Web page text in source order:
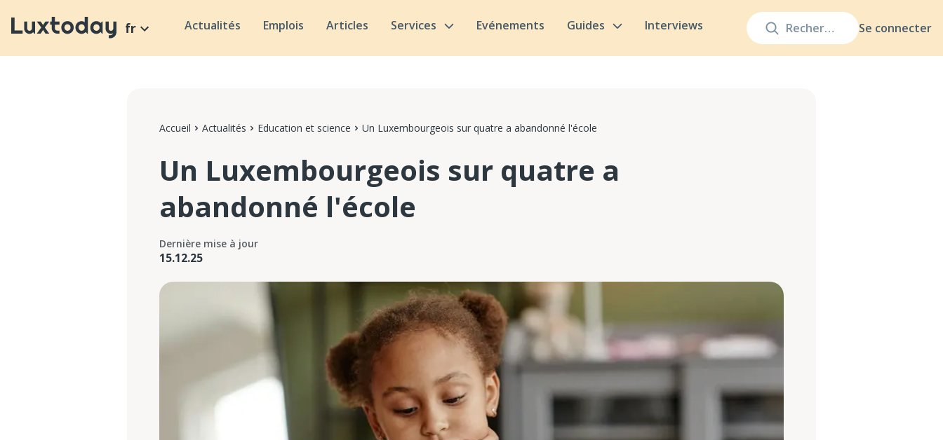
Se connecter
fr Actualités Emplois Articles Services Evénements Guides Interviews
Accueil Actualités Education et science Un Luxembourgeois sur quatre a abandonné l'école
Un Luxembourgeois sur quatre a
abandonné l'école
Dernière mise à jour
15.12.25